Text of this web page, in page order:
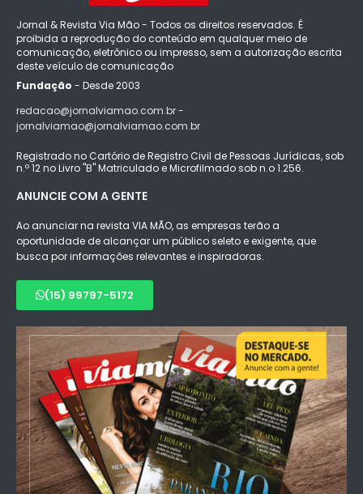
Jornal & Revista Via Mão - Todos os direitos reservados. É
proibida a reprodução do conteúdo em qualquer meio de
comunicação, eletrônico ou impresso, sem a autorização escrita
deste veículo de comunicação
Fundação - Desde 2003
redacao@jornalviamao.com.br -
jornalviamao@jornalviamao.com.br
Registrado no Cartório de Registro Civil de Pessoas Jurídicas, sob
n.º 12 no Livro "B" Matriculado e Microfilmado sob n.o 1.256.
ANUNCIE COM A GENTE
Ao anunciar na revista VIA MÃO, as empresas terão a
oportunidade de alcançar um público seleto e exigente, que
busca por informações relevantes e inspiradoras.
(15) 99797-5172